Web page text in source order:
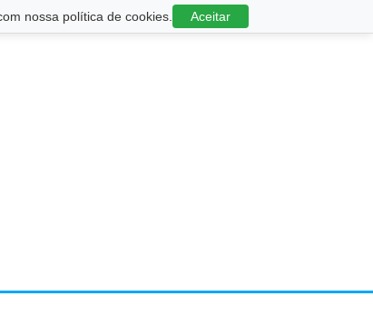
nossa política de cookies. Aceitar